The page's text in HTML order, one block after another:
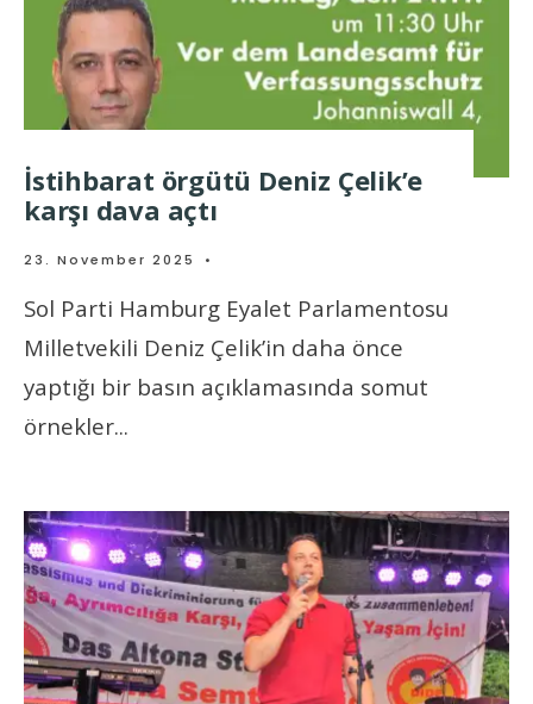
İstihbarat örgütü Deniz Çelik’e
karşı dava açtı
23. November 2025 •
Sol Parti Hamburg Eyalet Parlamentosu
Milletvekili Deniz Çelik’in daha önce
yaptığı bir basın açıklamasında somut
örnekler...